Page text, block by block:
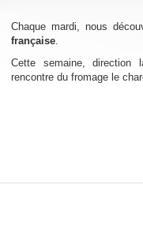
Chaque mardi, nous
française.
Cette semaine,
rencontre du fromage le